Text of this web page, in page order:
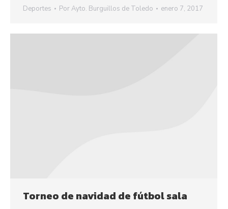
Deportes PorAyto. Burguillos de Toledo enero 7, 2017
Torneo de navidad de fútbol sala